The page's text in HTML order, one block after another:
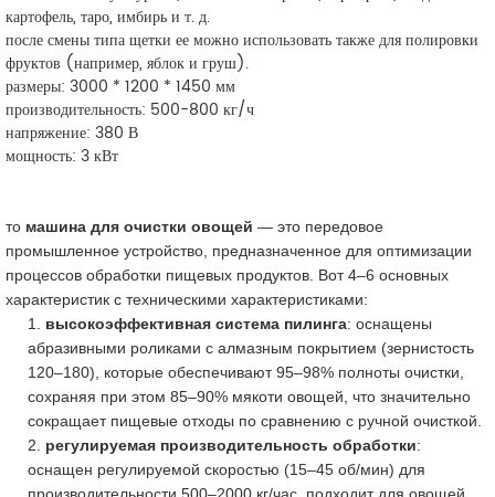
картофель, таро, имбирь и т. д.
после смены типа щетки ее можно использовать также для полировки
фруктов (например, яблок и груш).
размеры: 3000 * 1200 * 1450 мм
производительность: 500-800 кг/ч
напряжение: 380 В
мощность: 3 кВт
то машина для очистки овощей — это передовое
промышленное устройство, предназначенное для оптимизации
процессов обработки пищевых продуктов. Вот 4–6 основных
характеристик с техническими характеристиками:
1. высокоэффективная система пилинга: оснащены
абразивными роликами с алмазным покрытием (зернистость
120–180), которые обеспечивают 95–98% полноты очистки,
сохраняя при этом 85–90% мякоти овощей, что значительно
сокращает пищевые отходы по сравнению с ручной очисткой.
2. регулируемая производительность обработки:
оснащен регулируемой скоростью (15–45 об/мин) для